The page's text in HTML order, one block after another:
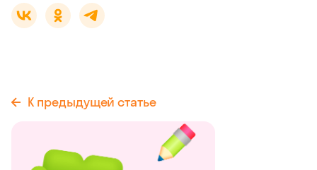
К предыдущей статье